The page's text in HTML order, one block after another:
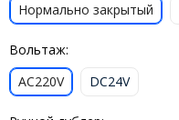
Нормально закрытый
Вольтаж:
AC220V
DC24V